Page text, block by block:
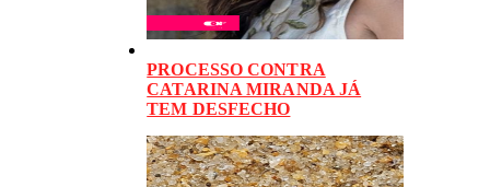
PROCESSO CONTRA
CATARINA MIRANDA JÁ
TEM DESFECHO